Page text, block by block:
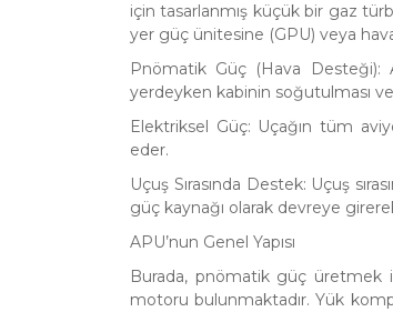
için tasarlanmış küçük bir gaz
yer güç ünitesine (GPU) veya
Pnömatik Güç (Hava Desteği):
yerdeyken kabinin soğutulması
Elektriksel Güç: Uçağın tüm
eder.
Uçuş Sırasında Destek: Uçuş
güç kaynağı olarak devreye
APU’nun Genel Yapısı
Burada, pnömatik güç
motoru bulunmaktadır. Yük